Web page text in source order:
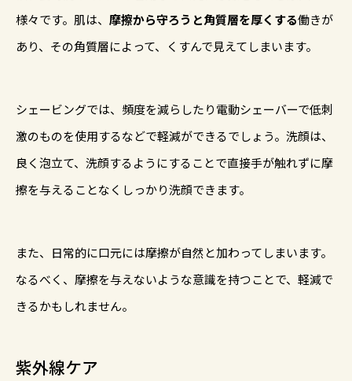
様々です。肌は、 摩擦から守ろうと角質層を厚くする働きが
あり、その角質層によって、くすんで見えてしまいます。
シェービングでは、頻度を減らしたり電動シェーバーで低刺
激のものを使用するなどで軽減ができるでしょう。洗顔は、
良く泡立て、洗顔するようにすることで直接手が触れずに摩
擦を与えることなくしっかり洗顔できます。
また、日常的に口元には摩擦が自然と加わってしまいます。
なるべく、摩擦を与えないような意識を持つことで、軽減で
きるかもしれません。
紫外線ケア